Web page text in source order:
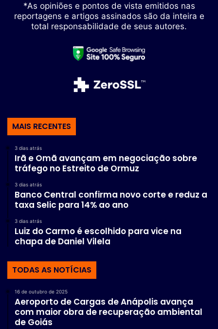
*As opiniões e pontos de vista emitidos nas
reportagens e artigos assinados são da inteira e
total responsabilidade de seus autores.
MAIS RECENTES
3 dias atrás
Irã e Omã avançam em negociação sobre
tráfego no Estreito de Ormuz
3 dias atrás
Banco Central confirma novo corte e reduz a
taxa Selic para 14% ao ano
3 dias atrás
Luiz do Carmo é escolhido para vice na
chapa de Daniel Vilela
TODAS AS NOTÍCIAS
16 de outubro de 2025
Aeroporto de Cargas de Anápolis avança
com maior obra de recuperação ambiental
de Goiás